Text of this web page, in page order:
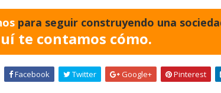
para seguir construyendo una
te contamos cómo.
Facebook Twitter Google+ Pinterest